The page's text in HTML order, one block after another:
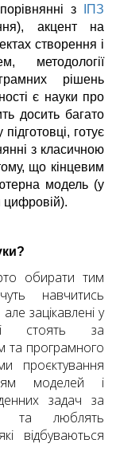
з
ІПЗ
акцент на
створення і
методології
рішень
є науки про
досить багато
готує
з класичною
що кінцевим
модель (у
цифровій).
обирати тим
навчитись
зацікавлені у
стоять за
та програмного
проєктування
моделей і
задач за
та люблять
відбуваються